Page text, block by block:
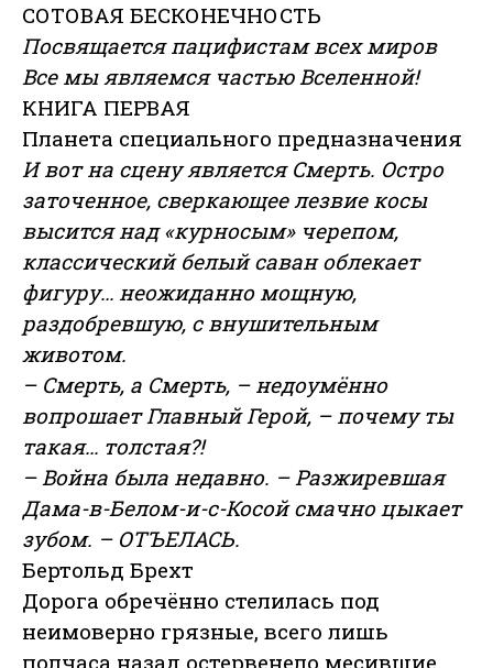
СОТОВАЯ БЕСКОНЕЧНОСТЬ
Посвящается пацифистам всех миров
Все мы являемся частью Вселенной!
КНИГА ПЕРВАЯ
Планета специального предназначения
И вот на сцену является Смерть. Остро
заточенное, сверкающее лезвие косы
высится над «курносым» черепом,
классический белый саван облекает
фигуру… неожиданно мощную,
раздобревшую, с внушительным
животом.
– Смерть, а Смерть, – недоумённо
вопрошает Главный Герой, – почему ты
такая… толстая?!
– Война была недавно. – Разжиревшая
Дама-в-Белом-и-с-Косой смачно цыкает
зубом. – ОТЪЕЛАСЬ.
Бертольд Брехт
Дорога обречённо стелилась под
неимоверно грязные, всего лишь
полчаса назад остервенело месившие